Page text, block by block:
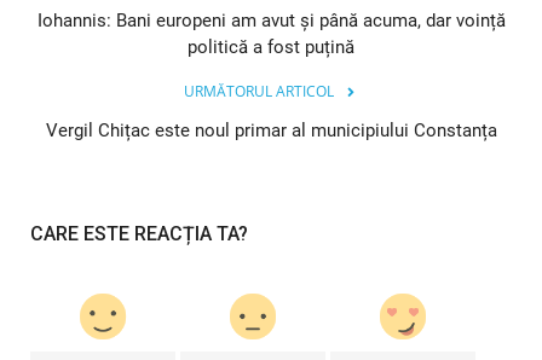
Iohannis: Bani europeni am avut și până acuma, dar voință
politică a fost puțină
URMĂTORUL ARTICOL
Vergil Chițac este noul primar al municipiului Constanța
CARE ESTE REACȚIA TA?